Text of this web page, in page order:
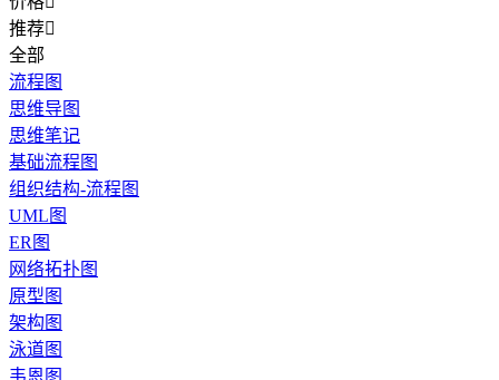
推荐
全部
流程图
思维导图
思维笔记
基础流程图
组织结构-流程图
UML图
ER图
网络拓扑图
原型图
架构图
泳道图
韦恩图